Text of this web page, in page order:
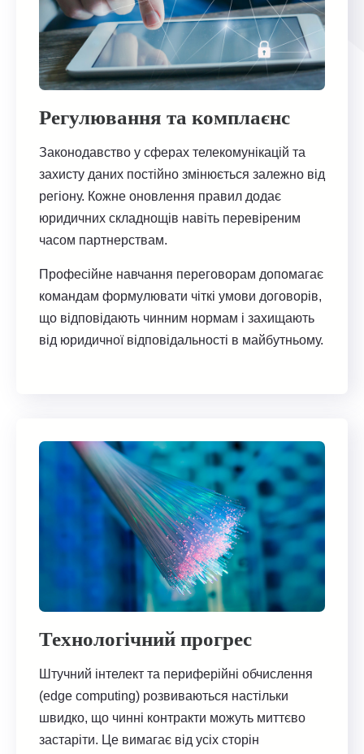
Регулювання та комплаєнс
Законодавство у сферах телекомунікацій та
захисту даних постійно змінюється залежно від
регіону. Кожне оновлення правил додає
юридичних складнощів навіть перевіреним
часом партнерствам.
Професійне навчання переговорам допомагає
командам формулювати чіткі умови договорів,
що відповідають чинним нормам і захищають
від юридичної відповідальності в майбутньому.
Технологічний прогрес
Штучний інтелект та периферійні обчислення
(edge computing) розвиваються настільки
швидко, що чинні контракти можуть миттєво
застаріти. Це вимагає від усіх сторін